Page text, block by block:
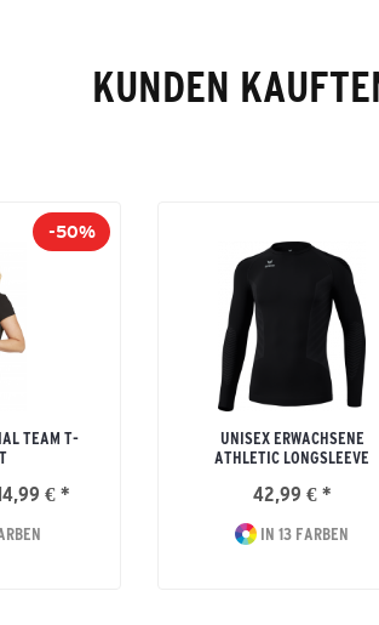
KUNDEN
-50%
TEAM T-
€ *
UNISEX ERWACHSENE
ATHLETIC LONGSLEEVE
42,99 € *
IN 13 FARBEN